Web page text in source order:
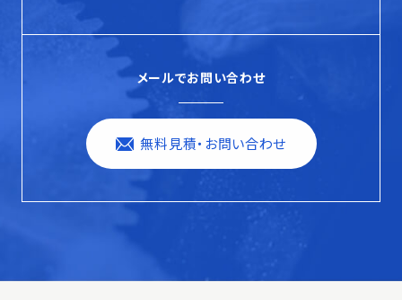
メールでお問い合わせ
無料見積・お問い合わせ